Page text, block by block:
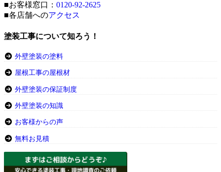
■お客様窓口： 0120-92-2625
■各店舗へのアクセス
塗装工事について知ろう！
外壁塗装の塗料
屋根工事の屋根材
外壁塗装の保証制度
外壁塗装の知識
お客様からの声
無料お見積